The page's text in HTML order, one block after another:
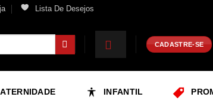
Lista De Desejos
CADASTRE-SE
INFANTIL